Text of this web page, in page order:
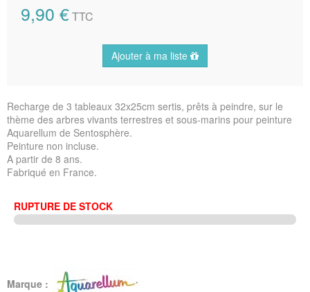
9,90 €TTC
Ajouter à ma liste
Recharge de 3 tableaux 32x25cm sertis, prêts à peindre, sur le
thème des arbres vivants terrestres et sous-marins pour peinture
Aquarellum de Sentosphère.
Peinture non incluse.
A partir de 8 ans.
Fabriqué en France.
RUPTURE DE STOCK
Marque :